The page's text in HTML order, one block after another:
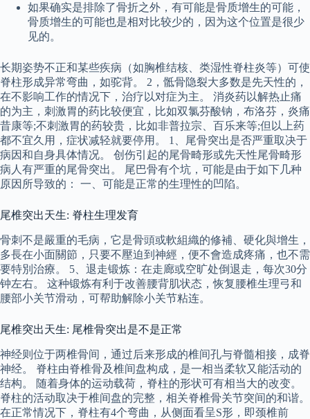
如果确实是排除了骨折之外，有可能是骨质增生的可能，
骨质增生的可能也是相对比较少的，因为这个位置是很少
见的。
长期姿势不正和某些疾病（如胸椎结核、类湿性脊柱炎等）可使
脊柱形成异常弯曲，如驼背。 2，骶骨隐裂大多数是先天性的，
在不影响工作的情况下，治疗以对症为主。 消炎药以解热止痛
的为主，刺激胃的药比较便宜，比如双氯芬酸钠，布洛芬，炎痛
昔康等;不刺激胃的药较贵，比如非普拉宗、百乐来等;但以上药
都不宜久用，症状减轻就要停用。 1、尾骨突出是否严重取决于
病因和自身具体情况。 创伤引起的尾骨畸形或先天性尾骨畸形
病人有严重的尾骨突出。 尾巴骨有个坑，可能是由于如下几种
原因所导致的： 一、可能是正常的生理性的凹陷。
尾椎突出天生: 脊柱生理发育
骨刺不是嚴重的毛病，它是骨頭或軟組織的修補、硬化與增生，
多長在小面關節，只要不壓迫到神經，便不會造成疼痛，也不需
要特別治療。 5、退走锻炼：在走廊或空旷处倒退走，每次30分
钟左右。 这种锻炼有利于改善腰背肌状态，恢复腰椎生理弓和
腰部小关节滑动，可帮助解除小关节粘连。
尾椎突出天生: 尾椎骨突出是不是正常
神经则位于两椎骨间，通过后来形成的椎间孔与脊髓相接，成脊
神经。 脊柱由脊椎骨及椎间盘构成，是一相当柔软又能活动的
结构。 随着身体的运动载荷，脊柱的形状可有相当大的改变。
脊柱的活动取决于椎间盘的完整，相关脊椎骨关节突间的和谐。
在正常情况下，脊柱有4个弯曲，从侧面看呈S形，即颈椎前